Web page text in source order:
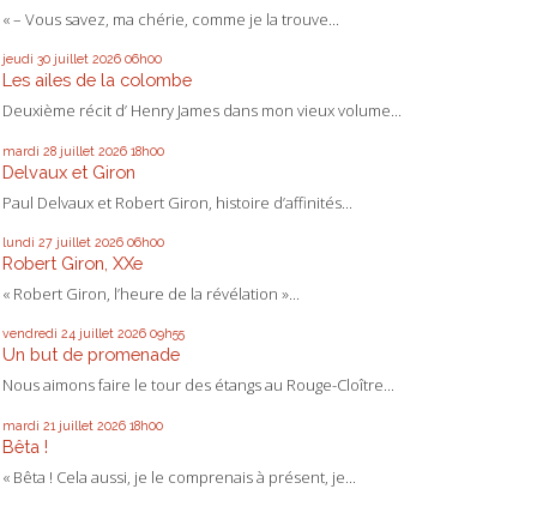
« – Vous savez, ma chérie, comme je la trouve...
jeudi 30 juillet 2026 06h00
Les ailes de la colombe
Deuxième récit d’ Henry James dans mon vieux volume...
mardi 28 juillet 2026 18h00
Delvaux et Giron
Paul Delvaux et Robert Giron, histoire d’affinités...
lundi 27 juillet 2026 06h00
Robert Giron, XXe
« Robert Giron, l’heure de la révélation »...
vendredi 24 juillet 2026 09h55
Un but de promenade
Nous aimons faire le tour des étangs au Rouge-Cloître...
mardi 21 juillet 2026 18h00
Bêta !
« Bêta ! Cela aussi, je le comprenais à présent, je...